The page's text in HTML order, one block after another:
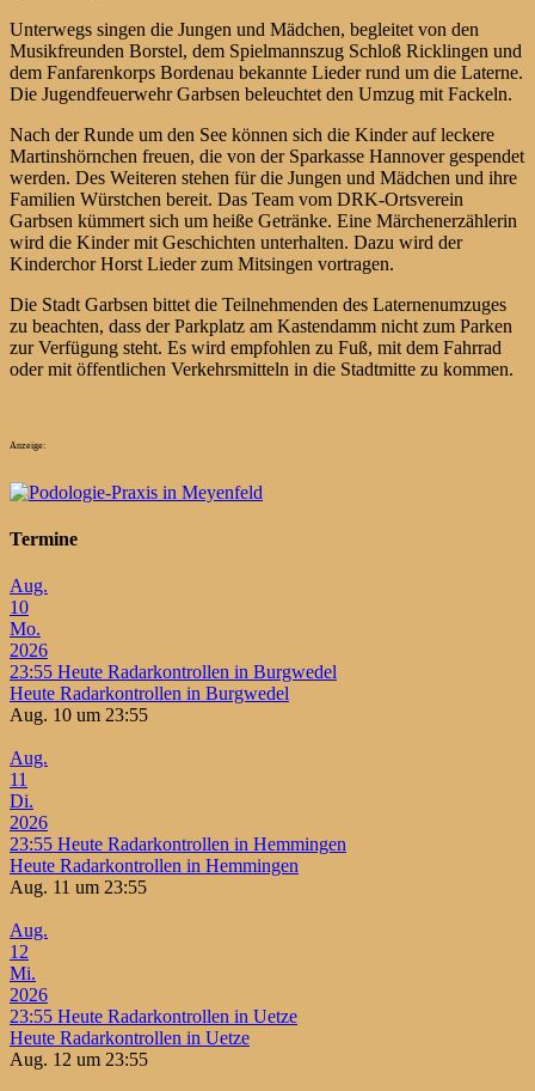
Unterwegs singen die Jungen und Mädchen, begleitet von den
Musikfreunden Borstel, dem Spielmannszug Schloß Ricklingen und
dem Fanfarenkorps Bordenau bekannte Lieder rund um die Laterne.
Die Jugendfeuerwehr Garbsen beleuchtet den Umzug mit Fackeln.
Nach der Runde um den See können sich die Kinder auf leckere
Martinshörnchen freuen, die von der Sparkasse Hannover gespendet
werden. Des Weiteren stehen für die Jungen und Mädchen und ihre
Familien Würstchen bereit. Das Team vom DRK-Ortsverein
Garbsen kümmert sich um heiße Getränke. Eine Märchenerzählerin
wird die Kinder mit Geschichten unterhalten. Dazu wird der
Kinderchor Horst Lieder zum Mitsingen vortragen.
Die Stadt Garbsen bittet die Teilnehmenden des Laternenumzuges
zu beachten, dass der Parkplatz am Kastendamm nicht zum Parken
zur Verfügung steht. Es wird empfohlen zu Fuß, mit dem Fahrrad
oder mit öffentlichen Verkehrsmitteln in die Stadtmitte zu kommen.
Anzeige:
Termine
Aug.
10
Mo.
2026
23:55 Heute Radarkontrollen in Burgwedel
Heute Radarkontrollen in Burgwedel
Aug. 10 um 23:55
Aug.
11
Di.
2026
23:55 Heute Radarkontrollen in Hemmingen
Heute Radarkontrollen in Hemmingen
Aug. 11 um 23:55
Aug.
12
Mi.
2026
23:55 Heute Radarkontrollen in Uetze
Heute Radarkontrollen in Uetze
Aug. 12 um 23:55